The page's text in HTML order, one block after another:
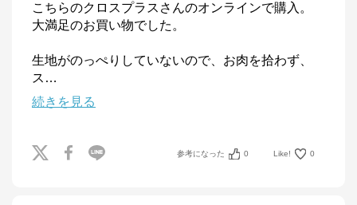
こちらのクロスプラスさんのオンラインで購入。
大満足のお買い物でした。
生地がのっぺりしていないので、お肉を拾わず、
ス …
続きを見る
参考になった 0 Like! 0